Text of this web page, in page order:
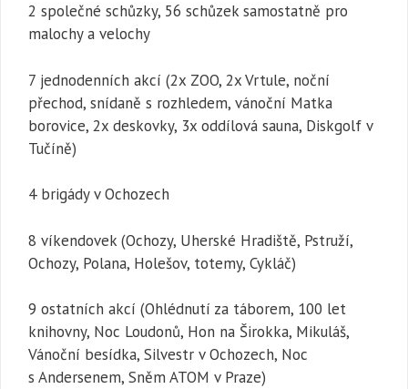
2 společné schůzky, 56 schůzek samostatně pro
malochy a velochy
7 jednodenních akcí (2x ZOO, 2x Vrtule, noční
přechod, snídaně s rozhledem, vánoční Matka
borovice, 2x deskovky, 3x oddílová sauna, Diskgolf v
Tučíně)
4 brigády v Ochozech
8 víkendovek (Ochozy, Uherské Hradiště, Pstruží,
Ochozy, Polana, Holešov, totemy, Cykláč)
9 ostatních akcí (Ohlédnutí za táborem, 100 let
knihovny, Noc Loudonů, Hon na Širokka, Mikuláš,
Vánoční besídka, Silvestr v Ochozech, Noc
s Andersenem, Sněm ATOM v Praze)